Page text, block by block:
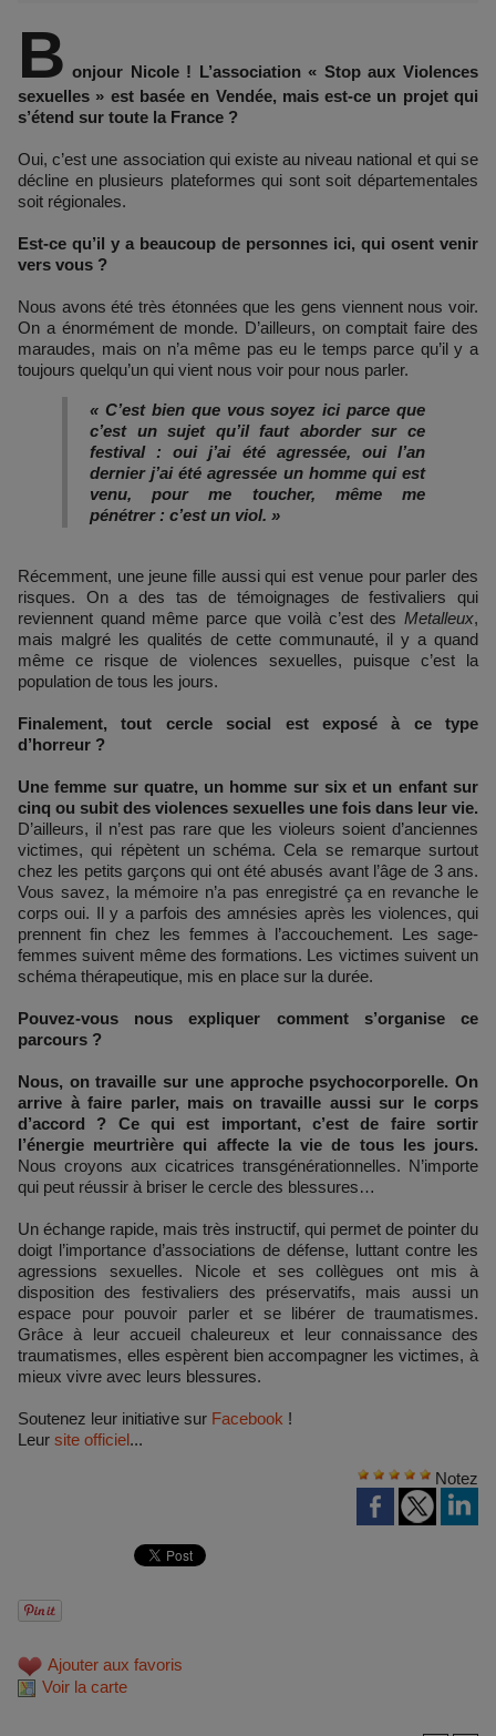
B onjour Nicole ! L’association « Stop aux Violences
sexuelles » est basée en Vendée, mais est-ce un projet qui
s’étend sur toute la France ?
Oui, c’est une association qui existe au niveau national et qui se
décline en plusieurs plateformes qui sont soit départementales
soit régionales.
Est-ce qu’il y a beaucoup de personnes ici, qui osent venir
vers vous ?
Nous avons été très étonnées que les gens viennent nous voir.
On a énormément de monde. D’ailleurs, on comptait faire des
maraudes, mais on n’a même pas eu le temps parce qu’il y a
toujours quelqu’un qui vient nous voir pour nous parler.
« C’est bien que vous soyez ici parce que
c’est un sujet qu’il faut aborder sur ce
festival : oui j’ai été agressée, oui l’an
dernier j’ai été agressée un homme qui est
venu, pour me toucher, même me
pénétrer : c’est un viol. »
Récemment, une jeune fille aussi qui est venue pour parler des
risques. On a des tas de témoignages de festivaliers qui
reviennent quand même parce que voilà c’est des Metalleux,
mais malgré les qualités de cette communauté, il y a quand
même ce risque de violences sexuelles, puisque c’est la
population de tous les jours.
Finalement, tout cercle social est exposé à ce type
d’horreur ?
Une femme sur quatre, un homme sur six et un enfant sur
cinq ou subit des violences sexuelles une fois dans leur vie.
D’ailleurs, il n’est pas rare que les violeurs soient d’anciennes
victimes, qui répètent un schéma. Cela se remarque surtout
chez les petits garçons qui ont été abusés avant l’âge de 3 ans.
Vous savez, la mémoire n’a pas enregistré ça en revanche le
corps oui. Il y a parfois des amnésies après les violences, qui
prennent fin chez les femmes à l’accouchement. Les sage-
femmes suivent même des formations. Les victimes suivent un
schéma thérapeutique, mis en place sur la durée.
Pouvez-vous nous expliquer comment s’organise ce
parcours ?
Nous, on travaille sur une approche psychocorporelle. On
arrive à faire parler, mais on travaille aussi sur le corps
d’accord ? Ce qui est important, c’est de faire sortir
l’énergie meurtrière qui affecte la vie de tous les jours.
Nous croyons aux cicatrices transgénérationnelles. N’importe
qui peut réussir à briser le cercle des blessures…
Un échange rapide, mais très instructif, qui permet de pointer du
doigt l’importance d’associations de défense, luttant contre les
agressions sexuelles. Nicole et ses collègues ont mis à
disposition des festivaliers des préservatifs, mais aussi un
espace pour pouvoir parler et se libérer de traumatismes.
Grâce à leur accueil chaleureux et leur connaissance des
traumatismes, elles espèrent bien accompagner les victimes, à
mieux vivre avec leurs blessures.
Soutenez leur initiative sur Facebook !
Leur site officiel...
Notez
Ajouter aux favoris
Voir la carte